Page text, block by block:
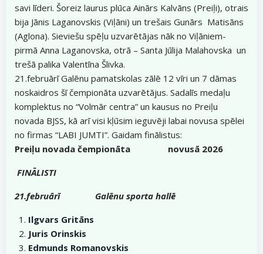
savi līderi. Šoreiz laurus plūca Ainārs Kalvāns (Preiļi), otrais
bija Jānis Laganovskis (Viļāni) un trešais Gunārs Matisāns
(Aglona). Sieviešu spēļu uzvarētājas nāk no Viļāniem-
pirmā Anna Laganovska, otrā – Santa Jūlija Malahovska un
trešā palika Valentīna Šlivka.
21.februārī Galēnu pamatskolas zālē 12 vīri un 7 dāmas
noskaidros šī čempionāta uzvarētājus. Sadalīs medaļu
komplektus no “Volmār centra” un kausus no Preiļu
novada BJSS, kā arī visi kļūsim ieguvēji labai novusa spēlei
no firmas “LABI JUMTI”. Gaidam finālistus:
Preiļu novada čempionāta novusā 2026
FINĀLISTI
21.februārī Galēnu sporta hallē
Ilgvars Gritāns
Juris Orinskis
Edmunds Romanovskis